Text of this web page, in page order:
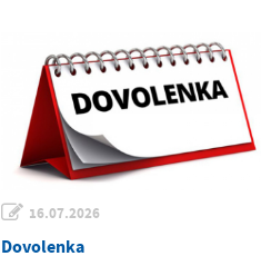
16.07.2026
Dovolenka